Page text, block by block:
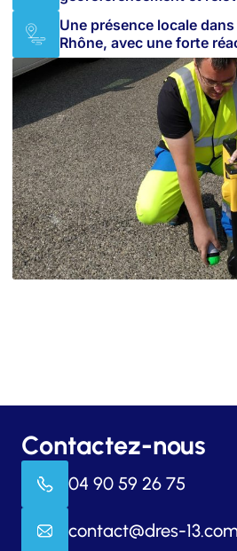
Une présence locale
Rhône, avec une forte
Contactez-nous
04 90 59 26 75
contact@dres-